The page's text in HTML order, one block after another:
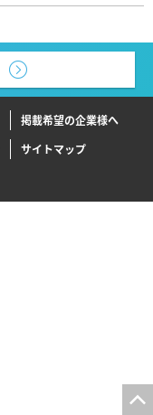
掲載希望の企業様へ
サイトマップ